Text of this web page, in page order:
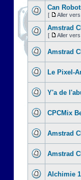
Can
[ Aller
Amstrad
[ Aller
Amstrad
Le Pixel-
Y'a de
CPCMix
Amstrad
Amstrad
Alchimie